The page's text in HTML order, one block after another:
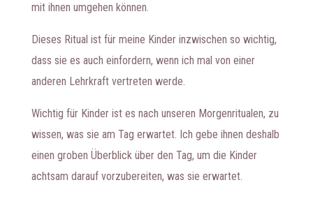
mit ihnen umgehen können.
Dieses Ritual ist für meine Kinder inzwischen so wichtig,
dass sie es auch einfordern, wenn ich mal von einer
anderen Lehrkraft vertreten werde.
Wichtig für Kinder ist es nach unseren Morgenritualen, zu
wissen, was sie am Tag erwartet. Ich gebe ihnen deshalb
einen groben Überblick über den Tag, um die Kinder
achtsam darauf vorzubereiten, was sie erwartet.